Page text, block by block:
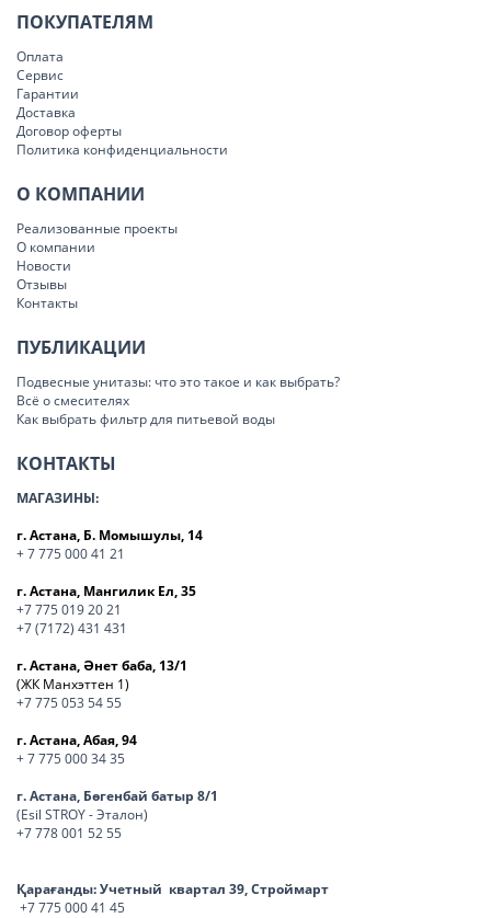
ПОКУПАТЕЛЯМ
Оплата
Сервис
Гарантии
Доставка
Договор оферты
Политика конфиденциальности
О КОМПАНИИ
Реализованные проекты
О компании
Новости
Отзывы
Контакты
ПУБЛИКАЦИИ
Подвесные унитазы: что это такое и как выбрать?
Всё о смесителях
Как выбрать фильтр для питьевой воды
КОНТАКТЫ
МАГАЗИНЫ:
г. Астана, Б. Момышулы, 14
+ 7 775 000 41 21
г. Астана, Мангилик Ел, 35
+7 775 019 20 21
+7 (7172) 431 431
г. Астана, Әнет баба, 13/1
(ЖК Манхэттен 1)
+7 775 053 54 55
г. Астана, Абая, 94
+ 7 775 000 34 35
г. Астана, Бөгенбай батыр 8/1
(Esil STROY - Эталон)
+7 778 001 52 55
Қарағанды:Учетный квартал 39, Строймарт
+7 775 000 41 45